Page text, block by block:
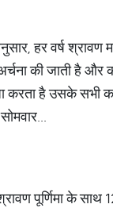
हर वर्ष
की जाती है और
करता है उसके
पूर्णिमा के साथ